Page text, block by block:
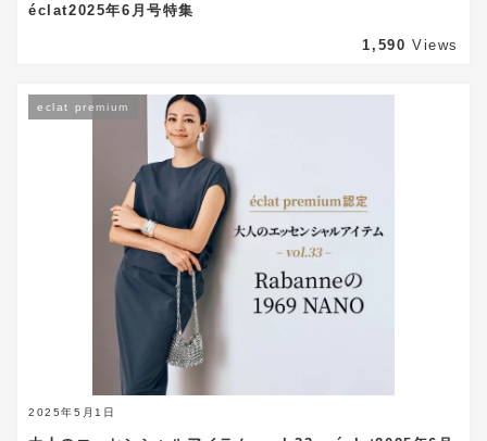
éclat2025年6月号特集
1,590 Views
2025年5月1日
eclat premium